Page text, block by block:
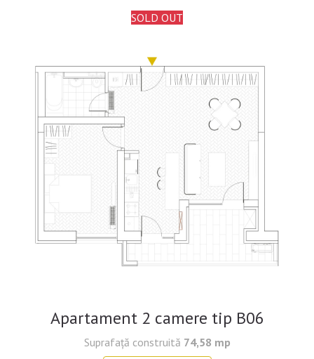
SOLD OUT
Apartament 2 camere tip B06
Suprafaţă construită 74,58 mp